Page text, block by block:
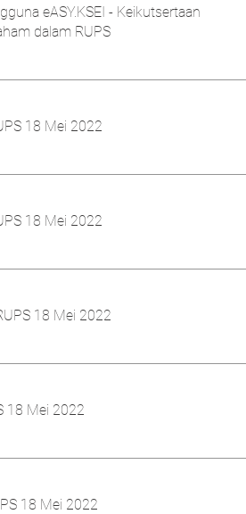
eASY.KSEI - Keikutsertaan
dalam RUPS
18 Mei 2022
18 Mei 2022
18 Mei 2022
18 Mei 2022
18 Mei 2022